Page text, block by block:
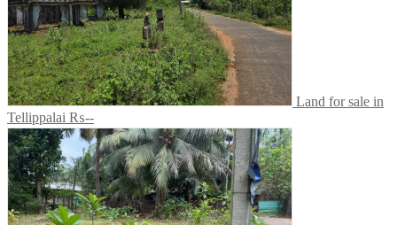
Land for sale in
Tellippalai ₨--